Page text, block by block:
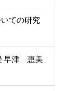
ての研究
早津 恵美